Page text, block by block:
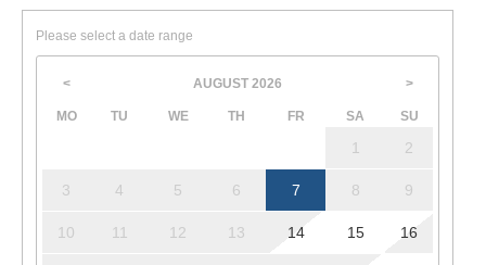
Please select a date range
< AUGUST 2026 >
MO TU WE TH FR SA SU
1 2
3 4 5 6 7 8 9
10 11 12 13 14 15 16